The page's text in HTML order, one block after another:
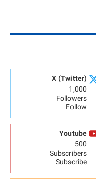
X (Twitter)
1,000
Followers
Follow
Youtube
500
Subscribers
Subscribe